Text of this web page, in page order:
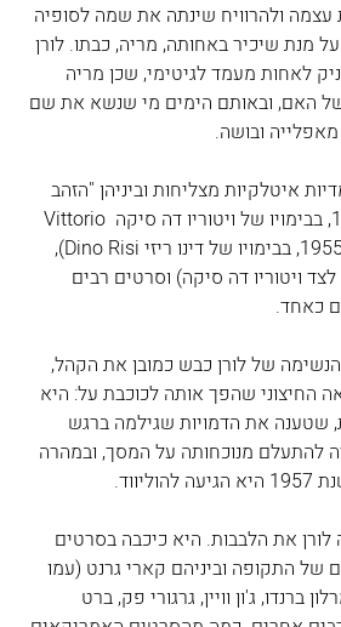
ולהרוויח שינתה את שמה לסופיה
מנת שיכיר באחותה, מריה, כבתו. לורן
לאחות מעמד לגיטימי, שכן מריה
האם, ובאותם הימים מי שנשא את שם
ובושה.
איטלקיות מצליחות וביניהן "הזהב
של נאפולי" (משנת 1954, בבימויו של ויטוריו דה סיקה Vittorio
De Sica), "בסימן ונוס" (1955, בבימויו של דינו ריזי Dino Risi),
אהבה ו..." (1955, לצד ויטוריו דה סיקה) וסרטים רבים
כאחד.
הנשימה של לורן כבש כמובן את הקהל,
החיצוני שהפך אותה לכוכבת על: היא
שטענה את הדמויות שגילמה ברגש
להתעלם מנוכחותה על המסך, ובמהרה
את הלבבות. היא כיכבה בסרטים
של התקופה וביניהם קארי גרנט (עמו
ברנדו, ג'ון וויין, גרגורי פק, ברט